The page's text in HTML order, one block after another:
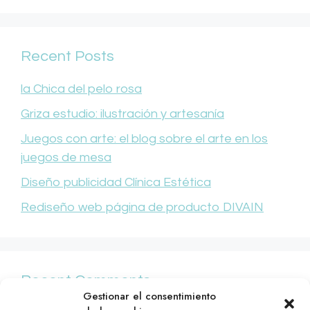
Gestionar el consentimiento
Recent Posts
la Chica del pelo rosa
Griza estudio: ilustración y artesanía
Juegos con arte: el blog sobre el arte en los
juegos de mesa
Diseño publicidad Clínica Estética
Rediseño web página de producto DIVAIN
Recent Comments